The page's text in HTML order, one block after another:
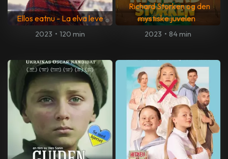
Ellos eatnu - La elva leve
2023 • 120 min
Richard Storken og den
mystiske juvelen
2023 • 84 min